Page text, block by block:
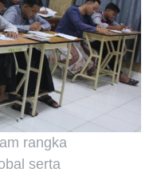
rangka
serta